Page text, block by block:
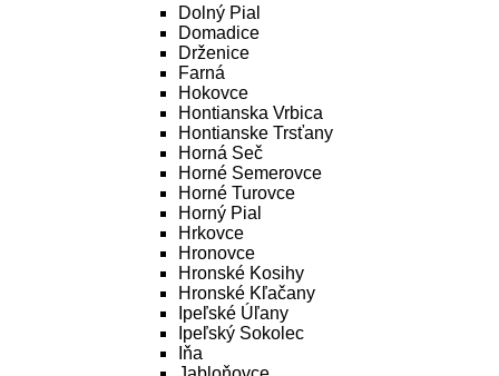
Dolný Pial
Domadice
Drženice
Farná
Hokovce
Hontianska Vrbica
Hontianske Trsťany
Horná Seč
Horné Semerovce
Horné Turovce
Horný Pial
Hrkovce
Hronovce
Hronské Kosihy
Hronské Kľačany
Ipeľské Úľany
Ipeľský Sokolec
Iňa